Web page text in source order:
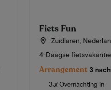
Fiets Fun
Zuidlaren,
4-Daagse
Arrangement 3
3 x Overnachting in